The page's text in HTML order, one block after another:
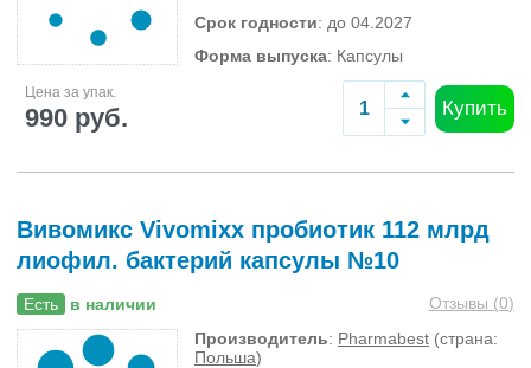
Срок годности: до 04.2027
Форма выпуска: Капсулы
Цена за упак.
990 руб. Купить
Вивомикс Vivomixx пробиотик 112 млрд
лиофил. бактерий капсулы №10
Есть в наличии Отзывы (0)
Производитель: Pharmabest (страна:
Польша)